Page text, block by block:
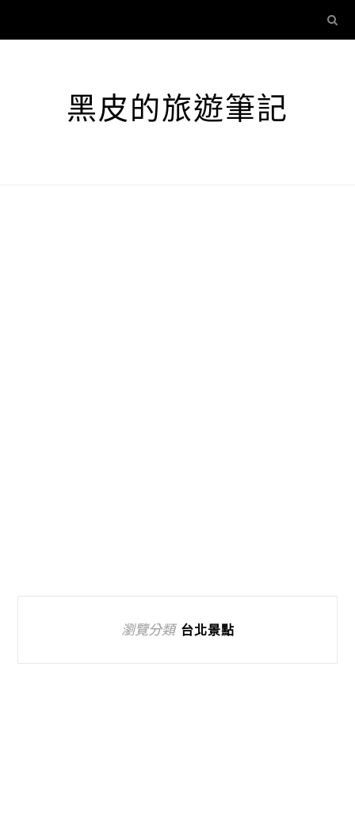
黑皮的旅遊筆記
瀏覽分類 台北景點